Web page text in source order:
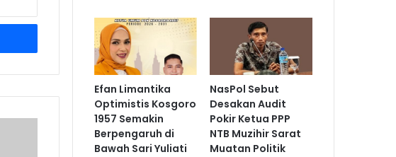
Efan Limantika
Optimistis Kosgoro
1957 Semakin
Berpengaruh di
Bawah Sari Yuliati
NasPol Sebut
Desakan Audit
Pokir Ketua PPP
NTB Muzihir Sarat
Muatan Politik